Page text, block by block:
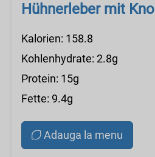
Hühnerleber mit
Kalorien: 158.8
Kohlenhydrate: 2.8g
Protein: 15g
Fette: 9.4g
Adauga la menu